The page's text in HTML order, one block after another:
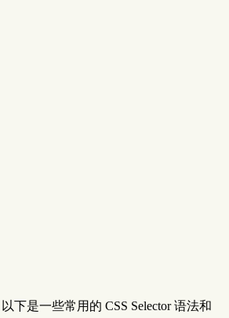
下是一些常用的 CSS Selector 语法和